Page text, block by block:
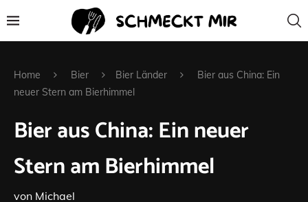
Home Bier Bier Länder
Bier aus China: Ein
neuer Stern am Bierhimmel
Bier aus China: Ein neuer
Stern am Bierhimmel
von Michael